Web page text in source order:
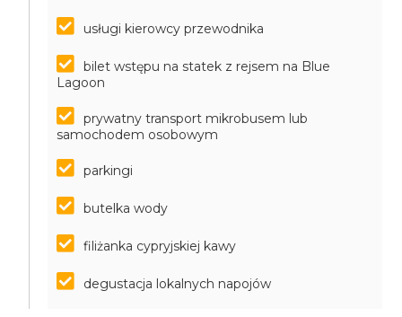
usługi kierowcy przewodnika
bilet wstępu na statek z rejsem na Blue
Lagoon
prywatny transport mikrobusem lub
samochodem osobowym
parkingi
butelka wody
filiżanka cypryjskiej kawy
degustacja lokalnych napojów